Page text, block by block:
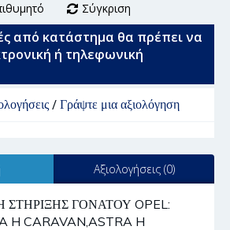
Σύγκριση
από κατάστημα θα πρέπει να
ή τηλεφωνική
/ Γράψτε μια αξιολόγηση
Αξιολογήσεις (0)
ΣΤΗΡΙΞΗΣ ΓΟΝΑΤΟΥ OPEL:
H CARAVAN,ASTRA H